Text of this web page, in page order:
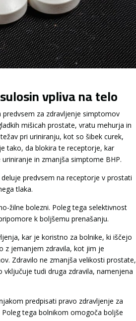
vpliva na telo
predvsem za zdravljenje simptomov
mišicah prostate, vratu mehurja in
pri uriniranju, kot so šibek curek,
tako, da blokira te receptorje, kar
in zmanjša simptome BHP.
predvsem na receptorje v prostati
tlaka.
žilne bolezni. Poleg tega selektivnost
k boljšemu prenašanju.
kar je koristno za bolnike, ki iščejo
z jemanjem zdravila, kot jim je
Zdravilo ne zmanjša velikosti prostate,
tudi druga zdravila, namenjena
predpisati pravo zdravljenje za
tega bolnikom omogoča boljše